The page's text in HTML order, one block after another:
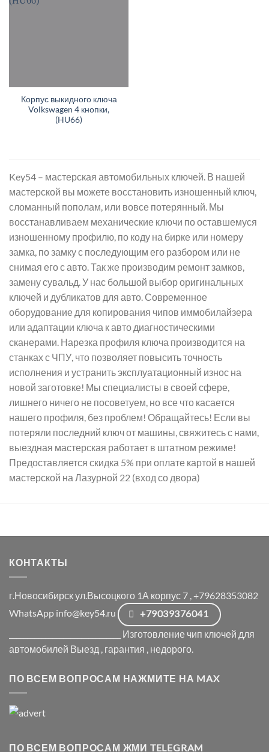
Корпус выкидного ключа
Volkswagen 4 кнопки,
(HU66)
Key54 – мастерская автомобильных ключей. В нашей
мастерской вы можете восстановить изношенный ключ,
сломанный пополам, или вовсе потерянный. Мы
восстанавливаем механические ключи по оставшемуся
изношенному профилю, по коду на бирке или номеру
замка, по замку с последующим его разбором или не
снимая его с авто. Так же производим ремонт замков,
замену сувальд. У нас большой выбор оригинальных
ключей и дубликатов для авто. Современное
оборудование для копирования чипов иммобилайзера
или адаптации ключа к авто диагностическими
сканерами. Нарезка профиля ключа производится на
станках с ЧПУ, что позволяет повысить точность
исполнения и устранить эксплуатационный износ на
новой заготовке! Мы специалисты в своей сфере,
лишнего ничего не посоветуем, но все что касается
нашего профиля, без проблем! Обращайтесь! Если вы
потеряли последний ключ от машины, свяжитесь с нами,
выездная мастерская работает в штатном режиме!
Предоставляется скидка 5% при оплате картой в нашей
мастерской на Лазурной 22 (вход со двора)
КОНТАКТЫ
г.Новосибирск ул.Высоцкого 1А корпус 7 , +79628353082
WhatsApp info@key54.ru
+79039376041
_______________________________ Изготовление чип ключей для
автомобилей Выезд , гарантия , недорого.
ПО ВСЕМ ВОПРОСАМ НАЖМИТЕ НА MAX
ПО ВСЕМ ВОПРОСАМ ЖМИ TELEGRAM